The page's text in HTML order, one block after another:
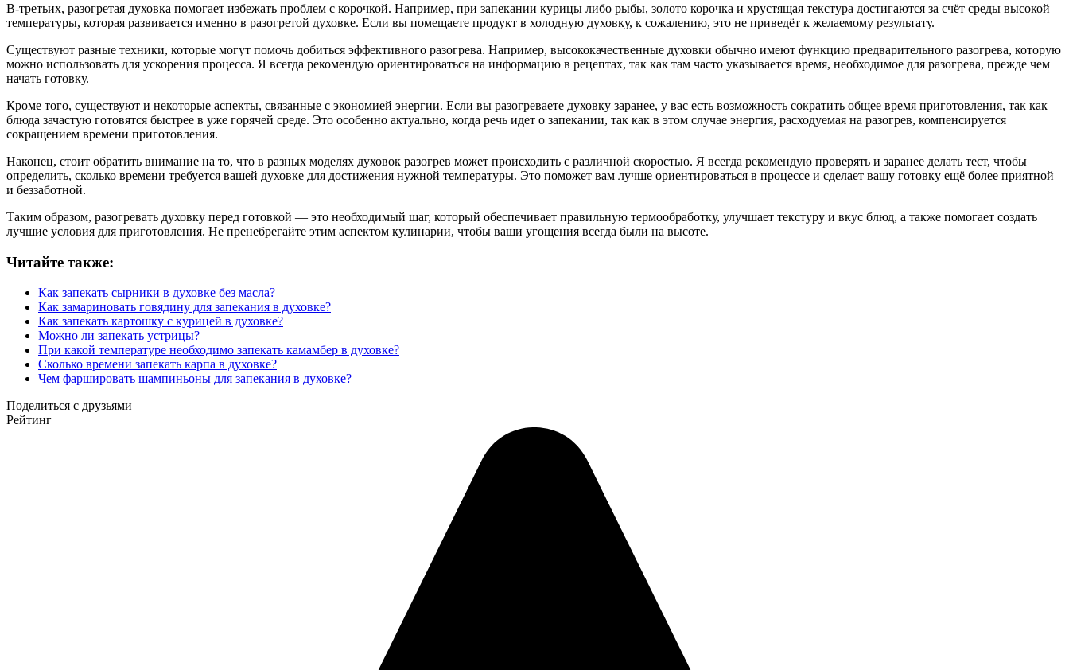
В-третьих, разогретая духовка помогает избежать проблем с корочкой. Например, при запекании курицы либо рыбы, золото корочка и хрустящая текстура достигаются за счёт среды высокой
температуры, которая развивается именно в разогретой духовке. Если вы помещаете продукт в холодную духовку, к сожалению, это не приведёт к желаемому результату.
Существуют разные техники, которые могут помочь добиться эффективного разогрева. Например, высококачественные духовки обычно имеют функцию предварительного разогрева, которую
можно использовать для ускорения процесса. Я всегда рекомендую ориентироваться на информацию в рецептах, так как там часто указывается время, необходимое для разогрева, прежде чем
начать готовку.
Кроме того, существуют и некоторые аспекты, связанные с экономией энергии. Если вы разогреваете духовку заранее, у вас есть возможность сократить общее время приготовления, так как
блюда зачастую готовятся быстрее в уже горячей среде. Это особенно актуально, когда речь идет о запекании, так как в этом случае энергия, расходуемая на разогрев, компенсируется
сокращением времени приготовления.
Наконец, стоит обратить внимание на то, что в разных моделях духовок разогрев может происходить с различной скоростью. Я всегда рекомендую проверять и заранее делать тест, чтобы
определить, сколько времени требуется вашей духовке для достижения нужной температуры. Это поможет вам лучше ориентироваться в процессе и сделает вашу готовку ещё более приятной
и беззаботной.
Таким образом, разогревать духовку перед готовкой — это необходимый шаг, который обеспечивает правильную термообработку, улучшает текстуру и вкус блюд, а также помогает создать
лучшие условия для приготовления. Не пренебрегайте этим аспектом кулинарии, чтобы ваши угощения всегда были на высоте.
Читайте также:
Как запекать сырники в духовке без масла?
Как замариновать говядину для запекания в духовке?
Как запекать картошку с курицей в духовке?
Можно ли запекать устрицы?
При какой температуре необходимо запекать камамбер в духовке?
Сколько времени запекать карпа в духовке?
Чем фаршировать шампиньоны для запекания в духовке?
Поделиться с друзьями
Рейтинг